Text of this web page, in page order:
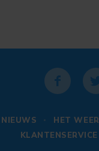
NIEUWS HET WEER
KLANTENSERVICE